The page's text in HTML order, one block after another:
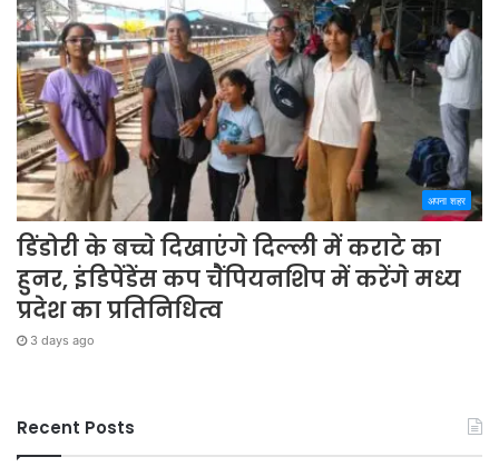
अपना शहर
डिंडोरी के बच्चे दिखाएंगे दिल्ली में कराटे का
हुनर, इंडिपेंडेंस कप चैंपियनशिप में करेंगे मध्य
प्रदेश का प्रतिनिधित्व
3 days ago
Recent Posts